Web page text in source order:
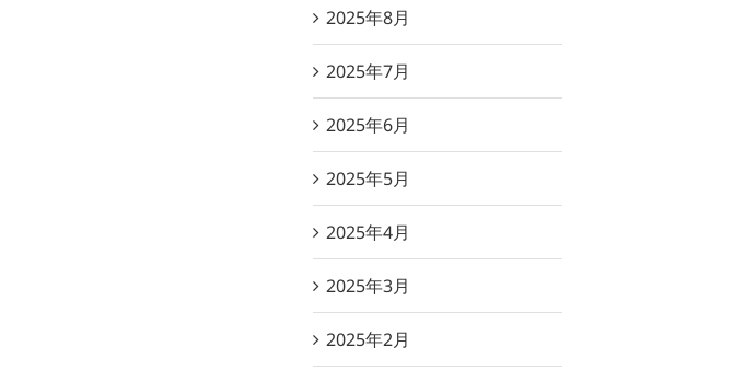
2025年8月
2025年7月
2025年6月
2025年5月
2025年4月
2025年3月
2025年2月